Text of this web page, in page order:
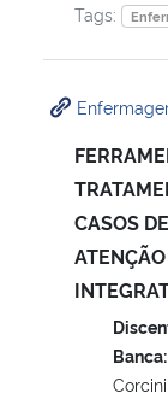
Tags:
CASOS
Banca: